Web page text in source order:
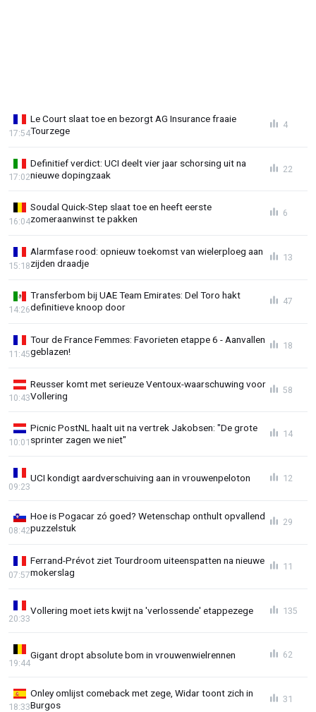
Le Court slaat toe en bezorgt AG Insurance fraaie
Tourzege
17:54
4
Definitief verdict: UCI deelt vier jaar schorsing uit na
nieuwe dopingzaak
17:02
22
Soudal Quick-Step slaat toe en heeft eerste
zomeraanwinst te pakken
16:04
6
Alarmfase rood: opnieuw toekomst van wielerploeg aan
zijden draadje
15:18
13
Transferbom bij UAE Team Emirates: Del Toro hakt
definitieve knoop door
14:26
47
Tour de France Femmes: Favorieten etappe 6 - Aanvallen
geblazen!
11:45
18
Reusser komt met serieuze Ventoux-waarschuwing voor
Vollering
10:43
58
Picnic PostNL haalt uit na vertrek Jakobsen: "De grote
sprinter zagen we niet"
10:01
14
UCI kondigt aardverschuiving aan in vrouwenpeloton
09:23
12
Hoe is Pogacar zó goed? Wetenschap onthult opvallend
puzzelstuk
08:42
29
Ferrand-Prévot ziet Tourdroom uiteenspatten na nieuwe
mokerslag
07:57
11
Vollering moet iets kwijt na 'verlossende' etappezege
20:33
135
Gigant dropt absolute bom in vrouwenwielrennen
19:44
62
Onley omlijst comeback met zege, Widar toont zich in
Burgos
18:33
31